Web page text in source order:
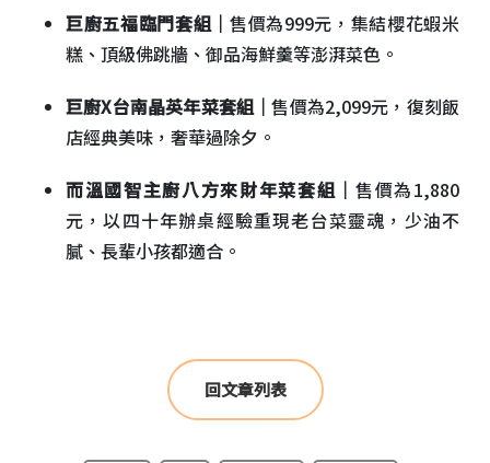
巨廚五福臨門套組｜ 售價為999元，集結櫻花蝦米
糕、頂級佛跳牆、御品海鮮羹等澎湃菜色。
巨廚X台南晶英年菜套組｜售價為2,099元，復刻飯
店經典美味，奢華過除夕。
而溫國智主廚八方來財年菜套組｜ 售價為1,880
元，以四十年辦桌經驗重現老台菜靈魂，少油不
膩、長輩小孩都適合。
回文章列表